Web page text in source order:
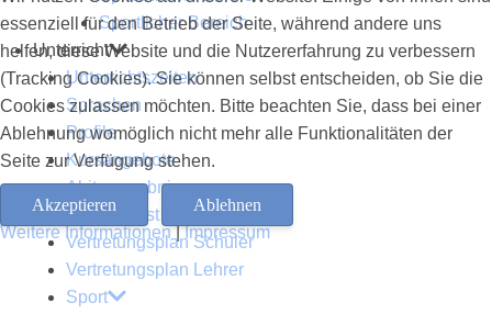
Sportlicher Bereich
Unterricht
Unterrichtszeiten
Sprachen
Profile
Kursangebote
Abiturergebnisse
Lions Quest
Vertretungsplan Schüler
Vertretungsplan Lehrer
Sport
essenziell für den Betrieb der Seite, während andere uns
helfen, diese Website und die Nutzererfahrung zu verbessern
(Tracking Cookies). Sie können selbst entscheiden, ob Sie die
Cookies zulassen möchten. Bitte beachten Sie, dass bei einer
Ablehnung womöglich nicht mehr alle Funktionalitäten der
Seite zur Verfügung stehen.
Akzeptieren
Ablehnen
Weitere Informationen|Impressum